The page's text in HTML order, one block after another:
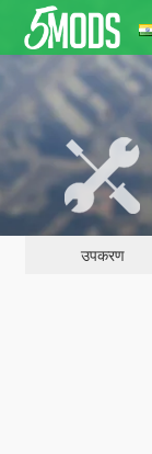
उपकरण